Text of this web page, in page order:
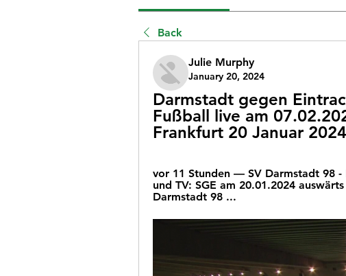
Back
Julie Murphy
January 20, 2024
Darmstadt gegen
Fußball live am
Frankfurt 20 Januar
vor 11 Stunden — SV Darmstadt 98
und TV: SGE am 20.01.2024
Darmstadt 98 ...